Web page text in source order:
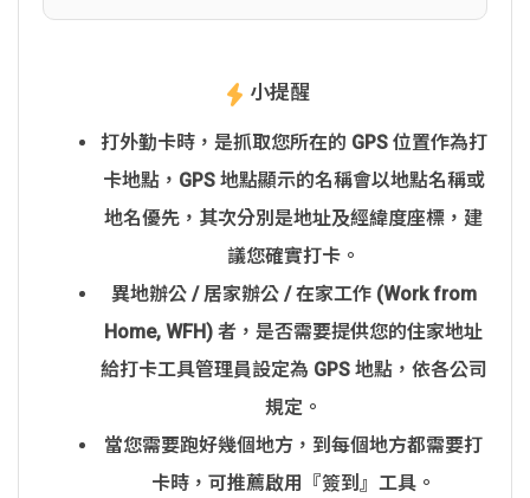
小提醒
打外勤卡時，是抓取您所在的 GPS 位置作為打
卡地點，GPS 地點顯示的名稱會以地點名稱或
地名優先，其次分別是地址及經緯度座標，建
議您確實打卡。
異地辦公 / 居家辦公 / 在家工作 (Work from
Home, WFH) 者，是否需要提供您的住家地址
給打卡工具管理員設定為 GPS 地點，依各公司
規定。
當您需要跑好幾個地方，到每個地方都需要打
卡時，可推薦啟用『簽到』工具。